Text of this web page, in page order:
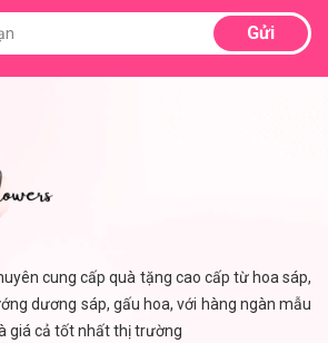
Gửi
cung cấp quà tặng cao cấp từ hoa sáp,
dương sáp, gấu hoa, với hàng ngàn mẫu
giá cả tốt nhất thị trường